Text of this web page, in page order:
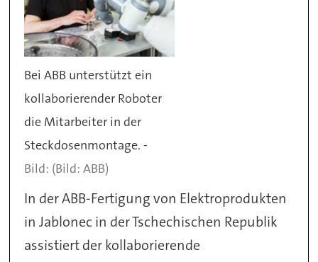
Bei ABB unterstützt ein
kollaborierender Roboter
die Mitarbeiter in der
Steckdosenmontage. -
(Bild: ABB)
In der ABB-Fertigung von Elektroprodukten
in Jablonec in der Tschechischen Republik
assistiert der kollaborierende